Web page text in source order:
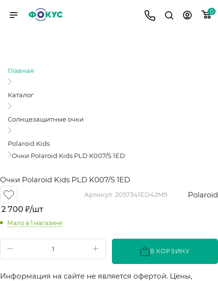
0
Главная
Каталог
Солнцезащитные очки
Polaroid Kids
Очки Polaroid Kids PLD K007/S 1ED
Очки Polaroid Kids PLD K007/S 1ED
Артикул: 2057341ED42M9
Polaroid
2 700 ₽/шт
Мало в 1 магазине
В КОРЗИНУ
Информация на сайте не является офертой. Цены,